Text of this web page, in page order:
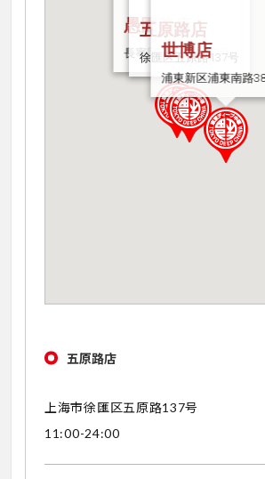
五原路店
徐匯区五原路137号
愚園路店
長寧区愚園路1107号
世博店
浦東新区浦東南路
五原路店
上海市徐匯区五原路137号
11:00-24:00